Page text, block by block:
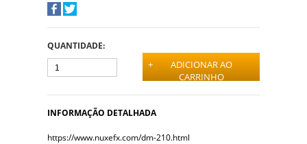
QUANTIDADE:
+
ADICIONAR AO
CARRINHO
INFORMAÇÃO DETALHADA
https://www.nuxefx.com/dm-210.html